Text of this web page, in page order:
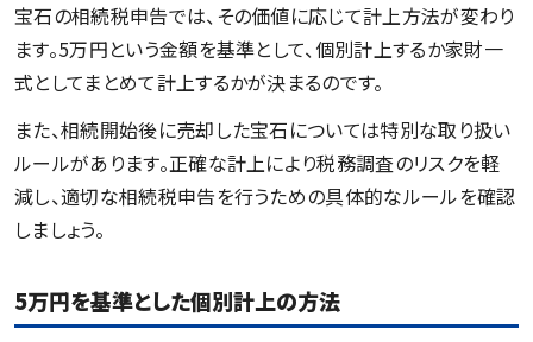
宝石の相続税申告では、その価値に応じて計上方法が変わり
ます。5万円という金額を基準として、個別計上するか家財一
式としてまとめて計上するかが決まるのです。
また、相続開始後に売却した宝石については特別な取り扱い
ルールがあります。正確な計上により税務調査のリスクを軽
減し、適切な相続税申告を行うための具体的なルールを確認
しましょう。
5万円を基準とした個別計上の方法